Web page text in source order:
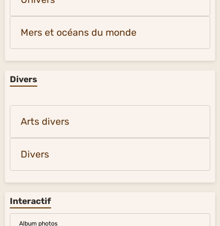
Mers et océans du monde
Divers
Arts divers
Divers
Interactif
Album photos